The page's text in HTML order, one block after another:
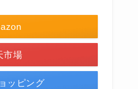
市場
ッピング